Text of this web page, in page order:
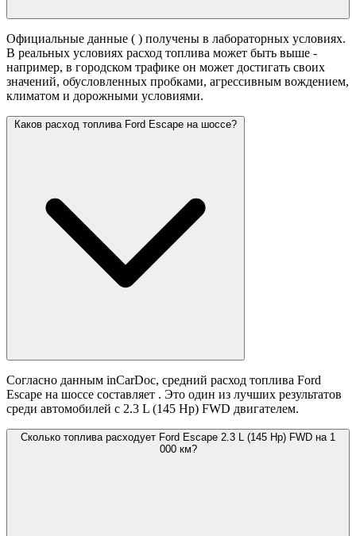
Официальные данные ( ) получены в лабораторных условиях.
В реальных условиях расход топлива может быть выше -
например, в городском трафике он может достигать своих
значений, обусловленных пробками, агрессивным вождением,
климатом и дорожными условиями.
Каков расход топлива Ford Escape на шоссе?
Согласно данным inCarDoc, средний расход топлива Ford
Escape на шоссе составляет . Это один из лучших результатов
среди автомобилей с 2.3 L (145 Hp) FWD двигателем.
Сколько топлива расходует Ford Escape 2.3 L (145 Hp) FWD на 1
000 км?